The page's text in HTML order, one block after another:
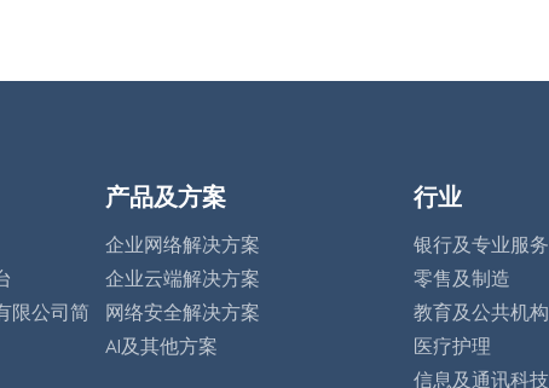
限公司简
产品及方案
企业网络解决方案
企业云端解决方案
网络安全解决方案
AI及其他方案
行业
银行及专业服务
零售及制造
教育及公共机构
医疗护理
信息及通讯科技